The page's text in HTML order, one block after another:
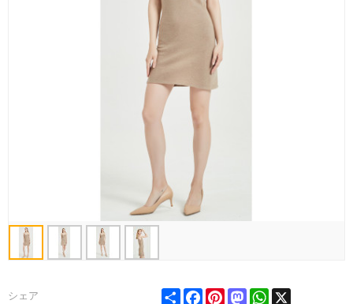
シェア Share FacebookPinterestMastodonWhatsApp